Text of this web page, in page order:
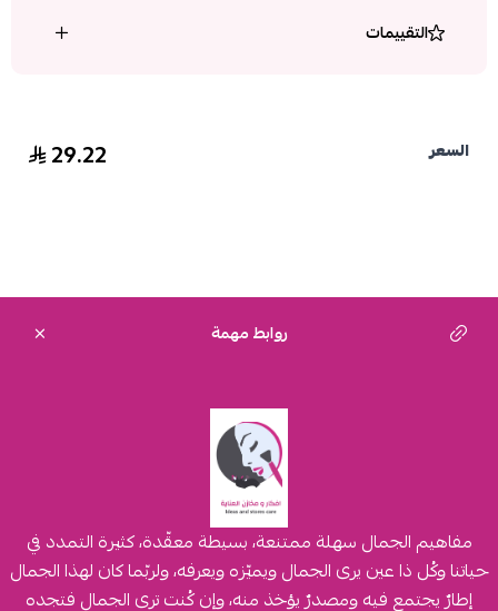
التقييمات
السعر 29.22
روابط مهمة
مفاهيم الجمال سهلة ممتنعة، بسيطة معقّدة، كثيرة التمدد في
حياتنا وكُل ذا عين يرى الجمال ويميّزه ويعرفه، ولربّما كان لهذا الجمال
إطارٌ يجتمع فيه ومصدرٌ يؤخذ منه، وإن كُنت ترى الجمال فتجده